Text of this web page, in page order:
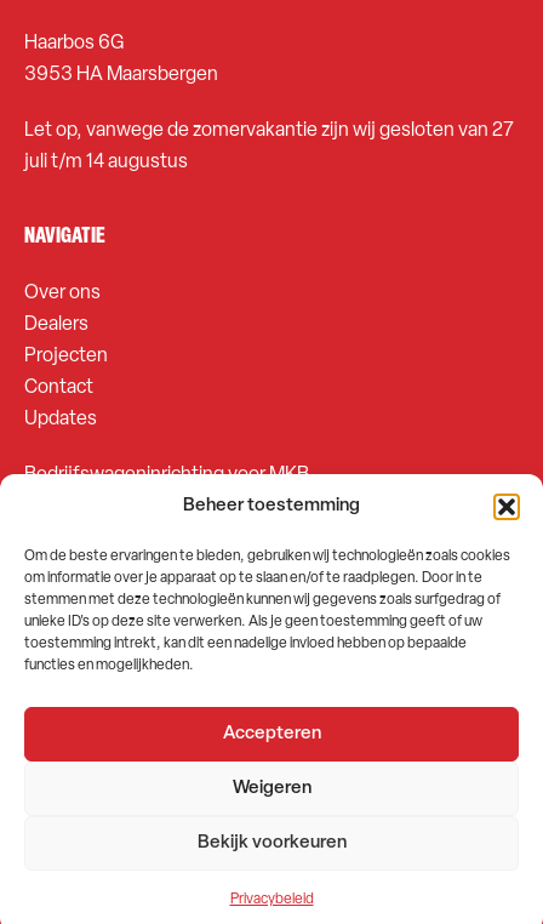
Beheer toestemming
Om de beste ervaringen te bieden, gebruiken wij technologieën zoals cookies
om informatie over je apparaat op te slaan en/of te raadplegen. Door in te
stemmen met deze technologieën kunnen wij gegevens zoals surfgedrag of
unieke ID's op deze site verwerken. Als je geen toestemming geeft of uw
toestemming intrekt, kan dit een nadelige invloed hebben op bepaalde
functies en mogelijkheden.
Accepteren
Weigeren
Bekijk voorkeuren
Privacybeleid
Haarbos 6G
3953 HA Maarsbergen
Let op, vanwege de zomervakantie zijn wij gesloten van 27
juli t/m 14 augustus
NAVIGATIE
Over ons
Dealers
Projecten
Contact
Updates
Bedrijfswageninrichting voor MKB
Bedrijfswageninrichting voor Fleetsales
SOCIALS